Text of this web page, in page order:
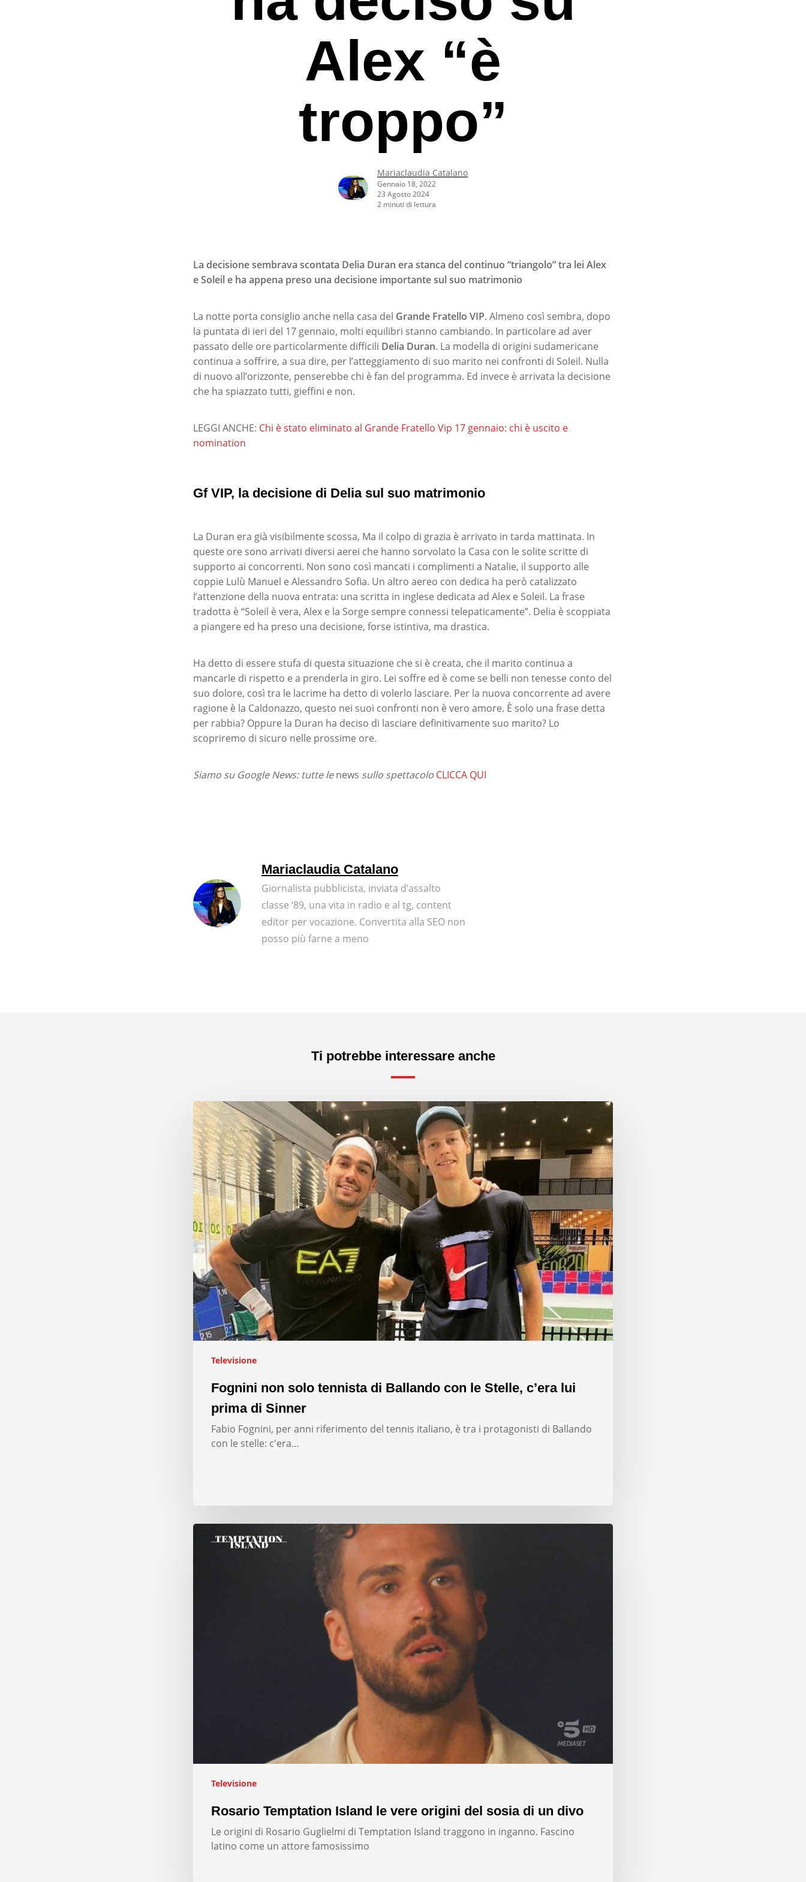
Alex “è
troppo”
Mariaclaudia Catalano
Gennaio 18, 2022
23 Agosto 2024
2 minuti di lettura
La decisione sembrava scontata Delia Duran era stanca del continuo “triangolo” tra lei Alex
e Soleil e ha appena preso una decisione importante sul suo matrimonio
La notte porta consiglio anche nella casa del Grande Fratello VIP. Almeno così sembra, dopo
la puntata di ieri del 17 gennaio, molti equilibri stanno cambiando. In particolare ad aver
passato delle ore particolarmente difficili Delia Duran. La modella di origini sudamericane
continua a soffrire, a sua dire, per l’atteggiamento di suo marito nei confronti di Soleil. Nulla
di nuovo all’orizzonte, penserebbe chi è fan del programma. Ed invece è arrivata la decisione
che ha spiazzato tutti, gieffini e non.
LEGGI ANCHE: Chi è stato eliminato al Grande Fratello Vip 17 gennaio: chi è uscito e
nomination
Gf VIP, la decisione di Delia sul suo matrimonio
La Duran era già visibilmente scossa, Ma il colpo di grazia è arrivato in tarda mattinata. In
queste ore sono arrivati diversi aerei che hanno sorvolato la Casa con le solite scritte di
supporto ai concorrenti. Non sono così mancati i complimenti a Natalie, il supporto alle
coppie Lulù Manuel e Alessandro Sofia. Un altro aereo con dedica ha però catalizzato
l’attenzione della nuova entrata: una scritta in inglese dedicata ad Alex e Soleil. La frase
tradotta è “Soleil è vera, Alex e la Sorge sempre connessi telepaticamente”. Delia è scoppiata
a piangere ed ha preso una decisione, forse istintiva, ma drastica.
Ha detto di essere stufa di questa situazione che si è creata, che il marito continua a
mancarle di rispetto e a prenderla in giro. Lei soffre ed è come se belli non tenesse conto del
suo dolore, così tra le lacrime ha detto di volerlo lasciare. Per la nuova concorrente ad avere
ragione è la Caldonazzo, questo nei suoi confronti non è vero amore. È solo una frase detta
per rabbia? Oppure la Duran ha deciso di lasciare definitivamente suo marito? Lo
scopriremo di sicuro nelle prossime ore.
Siamo su Google News: tutte lenews sullo spettacolo CLICCA QUI
Mariaclaudia Catalano
Giornalista pubblicista, inviata d’assalto
classe ‘89, una vita in radio e al tg, content
editor per vocazione. Convertita alla SEO non
posso più farne a meno
Ti potrebbe interessare anche
Televisione
Fognini non solo tennista di Ballando con le Stelle, c’era lui
prima di Sinner
Fabio Fognini, per anni riferimento del tennis italiano, è tra i protagonisti di Ballando
con le stelle: c'era…
Televisione
Rosario Temptation Island le vere origini del sosia di un divo
Le origini di Rosario Guglielmi di Temptation Island traggono in inganno. Fascino
latino come un attore famosissimo